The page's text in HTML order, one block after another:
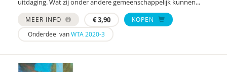
Door prof. dr. Frits Boer
Wouter Radius
Carolien Rieffe
uitdaging. Wat zij onder andere gemeenschappelijk kunnen...
MEER INFO €3,90
KOPEN
Onderdeel vanWTA 2020-3